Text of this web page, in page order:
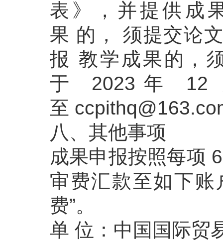
表》，并提供成
果 的， 须提交论
报 教学成果的，
于 2023年 12
至
八、其他事项
成果申报按照每项
审费汇款至如下账
费”。
单 位：中国国际贸